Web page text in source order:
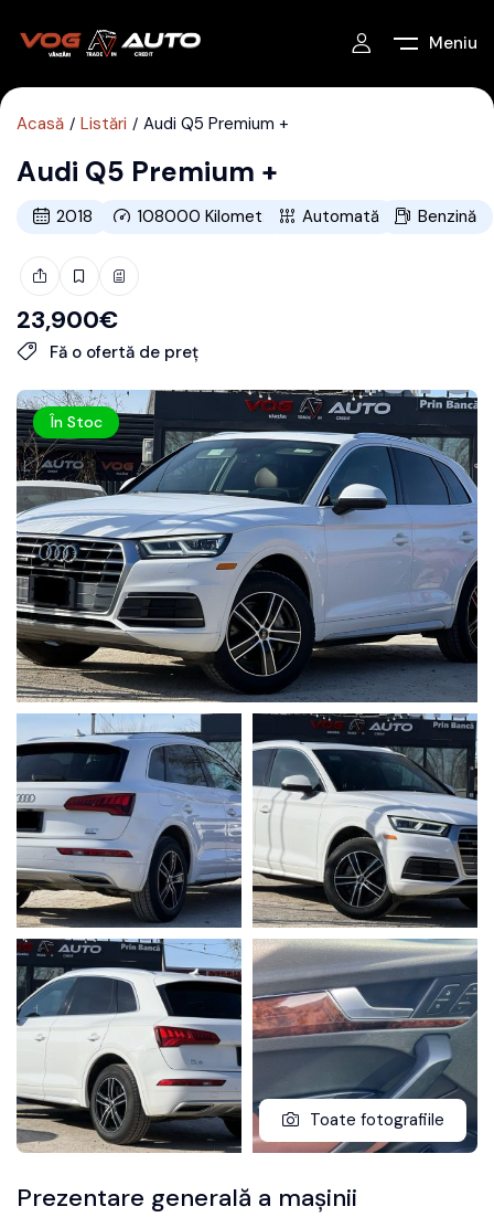
Meniu
Acasă Listări Audi Q5 Premium +
Audi Q5 Premium +
2018 108000 Kilometri Automată Benzină
23,900€
Fă o ofertă de preț
În Stoc
Toate fotografiile
Prezentare generală a mașinii